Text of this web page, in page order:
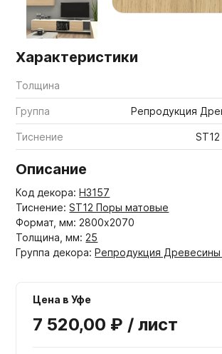
Характеристики
Толщина
Группа Репродукция
Тиснение
Описание
Код декора:H3157
Тиснение: ST12 Поры матовые
Формат, мм: 2800x2070
Толщина, мм: 25
Группа декора:Репродукция
Цена в Уфе
7 520,00 ₽ / лист